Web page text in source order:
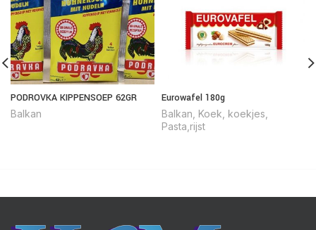
PODROVKA KIPPENSOEP 62GR
Balkan
Eurowafel 180g
Balkan Koek koekjes
Pasta,rijst